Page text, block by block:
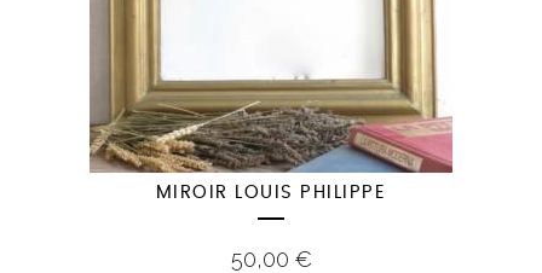
MIROIR LOUIS PHILIPPE
50,00 €